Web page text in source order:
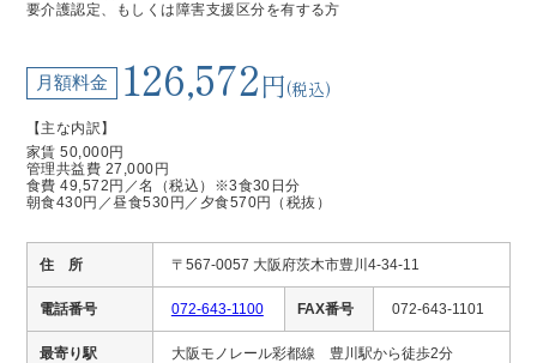
要介護認定、もしくは障害支援区分を有する方
月額料金 126,572円(税込)
【主な内訳】
家賃 50,000円
管理共益費 27,000円
食費 49,572円／名（税込）※3食30日分
朝食430円／昼食530円／夕食570円（税抜）
住 所 〒567-0057 大阪府茨木市豊川4-34-11
電話番号 072-643-1100 FAX番号 072-643-1101
最寄り駅 大阪モノレール彩都線 豊川駅から徒歩2分